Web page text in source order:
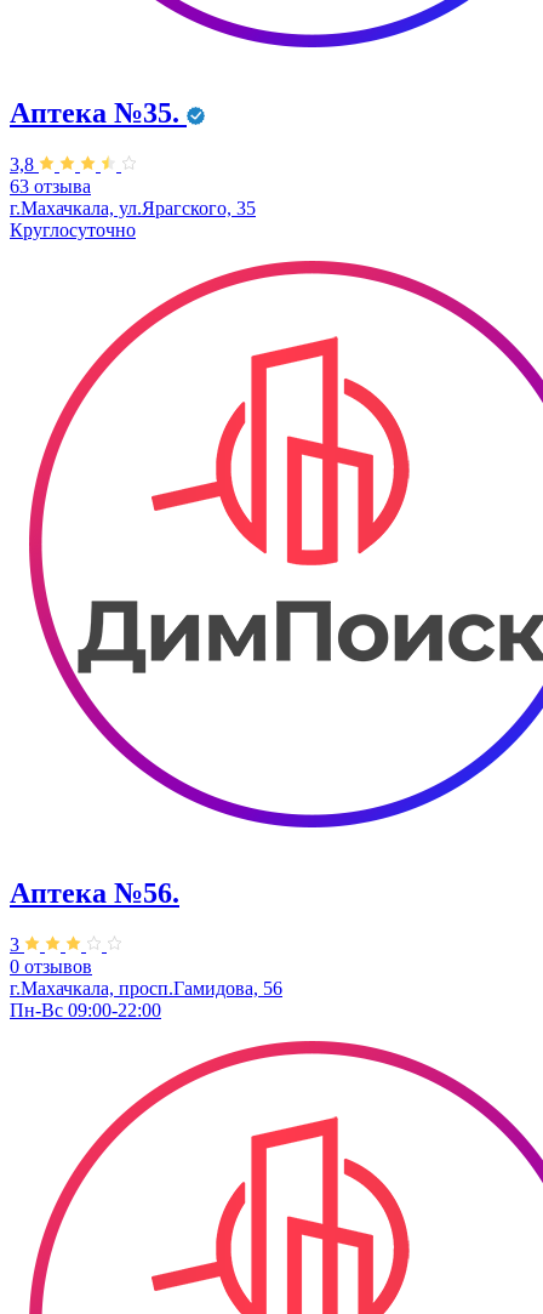
Аптека №35.
3,8
63 отзыва
г.Махачкала, ул.Ярагского, 35
Круглосуточно
Аптека №56.
3
0 отзывов
г.Махачкала, ​просп.Гамидова, 56
Пн-Вс 09:00-22:00